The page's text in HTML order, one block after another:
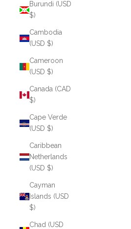
Burundi (USD
$)
Cambodia
(USD $)
Cameroon
(USD $)
Canada (CAD
$)
Cape Verde
(USD $)
Caribbean
Netherlands
(USD $)
Cayman
Islands (USD
$)
Chad (USD